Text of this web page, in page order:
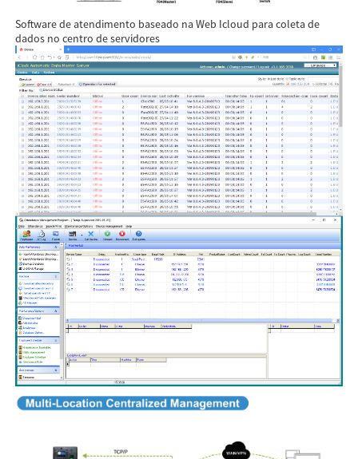
Software de atendimento baseado na Web Icloud para coleta de
dados no centro de servidores